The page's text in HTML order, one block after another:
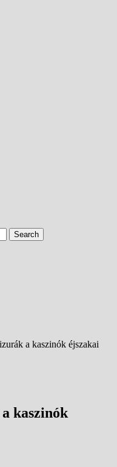
a kaszinók éjszakai
kaszinók